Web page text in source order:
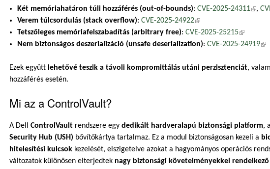
Két memóriahatáron túli hozzáférés (out-of-bounds): CVE-2025-24311 ,
Verem túlcsordulás (stack overflow): CVE-2025-24922(külső hivatkozás)
Tetszőleges memóriafelszabadítás (arbitrary free): CVE-2025-25215(külső
Nem biztonságos deszerializáció (unsafe deserialization): CVE-2025-24919
Ezek együtt lehetővé teszik a távoli kompromittálás utáni perzisztenciát,
hozzáférés esetén.
Mi az a ControlVault?
A Dell ControlVault rendszere egy dedikált hardveralapú biztonsági platform,
Security Hub (USH) bővítőkártya tartalmaz. Ez a modul biztonságosan kezeli a
hitelesítési kulcsok kezelését, elszigetelve azokat a hagyományos operációs
változatok különösen elterjedtek nagy biztonsági követelményekkel